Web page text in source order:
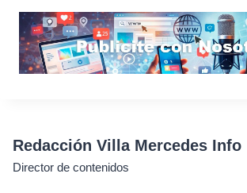
Redacción Villa Mercedes Info
Director de contenidos